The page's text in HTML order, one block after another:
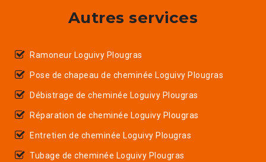
Autres services
Ramoneur Loguivy Plougras
Pose de chapeau de cheminée Loguivy Plougras
Débistrage de cheminée Loguivy Plougras
Réparation de cheminée Loguivy Plougras
Entretien de cheminée Loguivy Plougras
Tubage de cheminée Loguivy Plougras